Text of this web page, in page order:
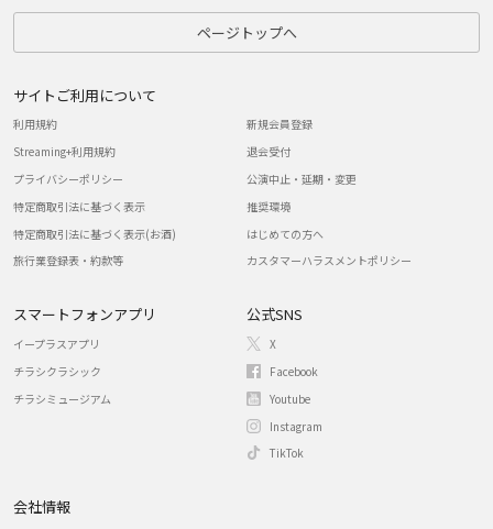
ページトップへ
サイトご利用について
利用規約
Streaming+利用規約
プライバシーポリシー
特定商取引法に基づく表示
特定商取引法に基づく表示(お酒)
旅行業登録表・約款等
新規会員登録
退会受付
公演中止・延期・変更
推奨環境
はじめての方へ
カスタマーハラスメントポリシー
スマートフォンアプリ
イープラスアプリ
チラシクラシック
チラシミュージアム
公式SNS
X
Facebook
Youtube
Instagram
TikTok
会社情報